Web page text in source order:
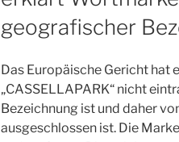
geografischer
Das Europäische Gericht hat
„CASSELLAPARK“ nicht
Bezeichnung ist und daher
ausgeschlossen ist. Die